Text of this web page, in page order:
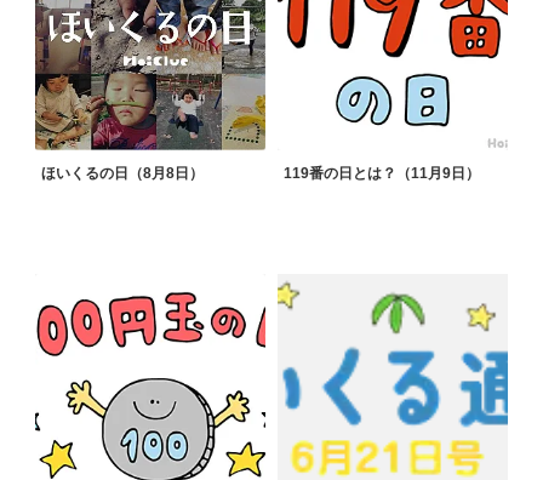
ほいくるの日（8月8日） 119番の日とは？（11月9日）